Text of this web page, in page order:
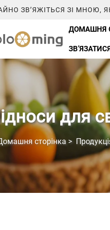
ЗВ’ЯЖІТЬСЯ ЗІ МНОЮ,
ДОМАШНЯ
для
сторінка>